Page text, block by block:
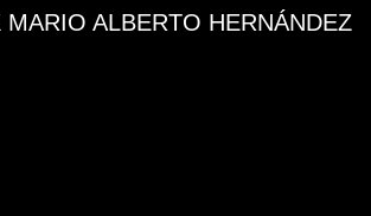
ALBERTO HERNÁNDEZ